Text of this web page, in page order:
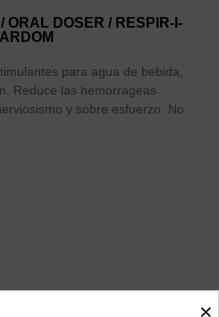
ORAL DOSER / RESPIR-I-
para agua de bebida,
Reduce las hemorrageas
y sobre esfuerzo. No
×